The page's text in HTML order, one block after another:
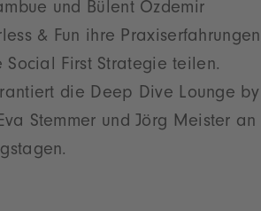
und Bülent Özdemir
& Fun ihre Praxiserfahrungen
First Strategie teilen.
die Deep Dive Lounge by
Stemmer und Jörg Meister an